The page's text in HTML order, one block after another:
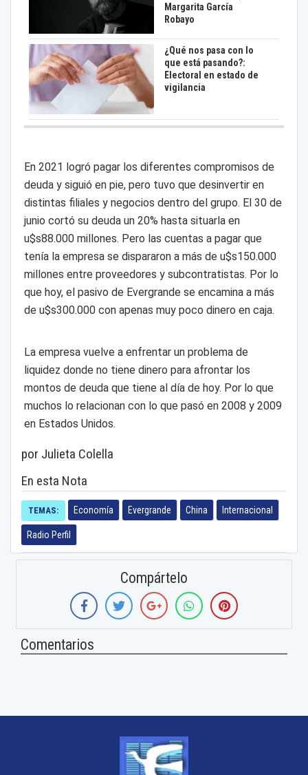
Margarita García
Robayo
¿Qué nos pasa con lo
que está pasando?:
Electoral en estado de
vigilancia
En 2021 logró pagar los diferentes compromisos de
deuda y siguió en pie, pero tuvo que desinvertir en
distintas filiales y negocios dentro del grupo. El 30 de
junio cortó su deuda un 20% hasta situarla en
u$s88.000 millones. Pero las cuentas a pagar que
tenía la empresa se dispararon a más de u$s150.000
millones entre proveedores y subcontratistas. Por lo
que hoy, el pasivo de Evergrande se encamina a más
de u$s300.000 con apenas muy poco dinero en caja.
La empresa vuelve a enfrentar un problema de
liquidez donde no tiene dinero para afrontar los
montos de deuda que tiene al día de hoy. Por lo que
muchos lo relacionan con lo que pasó en 2008 y 2009
en Estados Unidos.
por Julieta Colella
En esta Nota
TEMAS: Economía Evergrande China Internacional
Radio Perfil
Compártelo
Comentarios